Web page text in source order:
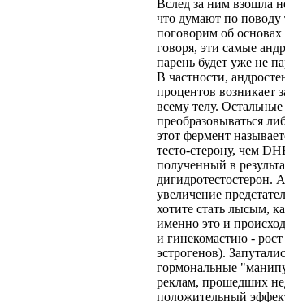
Вслед за ним взошла
что думают по поводу
поговорим об
говоря, эти самые
парень будет уже не
В частности,
процентов возникает
всему телу.
преобразовываться
этот фермент
тесто-стерону, чем
полученный в
дигидротестостерон.
увеличение
хотите стать лысым,
именно это и
и гинекомастию - рост
эстрогенов).
гормональные
реклам, прошедших
положительный